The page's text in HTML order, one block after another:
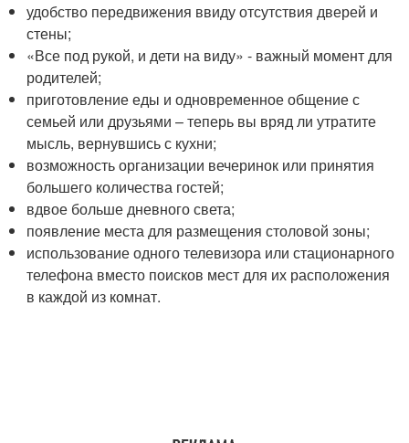
удобство передвижения ввиду отсутствия дверей и
стены;
«Все под рукой, и дети на виду» - важный момент для
родителей;
приготовление еды и одновременное общение с
семьей или друзьями – теперь вы вряд ли утратите
мысль, вернувшись с кухни;
возможность организации вечеринок или принятия
большего количества гостей;
вдвое больше дневного света;
появление места для размещения столовой зоны;
использование одного телевизора или стационарного
телефона вместо поисков мест для их расположения
в каждой из комнат.